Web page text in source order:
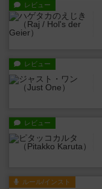
レビュー
レビュー
レビュー
ルール/インスト